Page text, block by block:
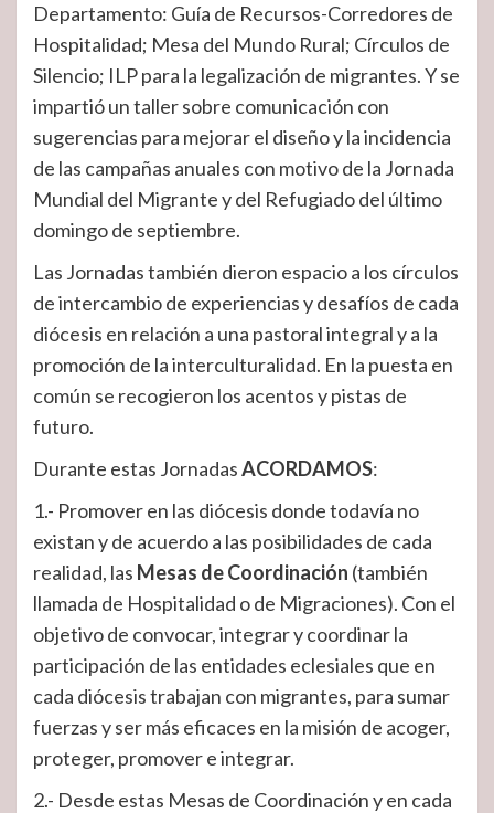
Departamento: Guía de Recursos-Corredores de
Hospitalidad; Mesa del Mundo Rural; Círculos de
Silencio; ILP para la legalización de migrantes. Y se
impartió un taller sobre comunicación con
sugerencias para mejorar el diseño y la incidencia
de las campañas anuales con motivo de la Jornada
Mundial del Migrante y del Refugiado del último
domingo de septiembre.
Las Jornadas también dieron espacio a los círculos
de intercambio de experiencias y desafíos de cada
diócesis en relación a una pastoral integral y a la
promoción de la interculturalidad. En la puesta en
común se recogieron los acentos y pistas de
futuro.
Durante estas JornadasACORDAMOS:
1.- Promover en las diócesis donde todavía no
existan y de acuerdo a las posibilidades de cada
realidad, las Mesas de Coordinación (también
llamada de Hospitalidad o de Migraciones). Con el
objetivo de convocar, integrar y coordinar la
participación de las entidades eclesiales que en
cada diócesis trabajan con migrantes, para sumar
fuerzas y ser más eficaces en la misión de acoger,
proteger, promover e integrar.
2.- Desde estas Mesas de Coordinación y en cada